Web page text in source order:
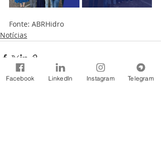
Fonte: ABRHidro
Notícias
Facebook LinkedIn Instagram Telegram